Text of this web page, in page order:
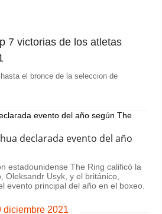
sobre la agencia
condiciones de
servicios
privacidad y
datos personales
7 victorias de los atletas
el bronce de la seleccion de
declarada evento del año
estadounidense The Ring calificó la
Oleksandr Usyk, y el británico,
evento principal del año en el boxeo.
diciembre 2021